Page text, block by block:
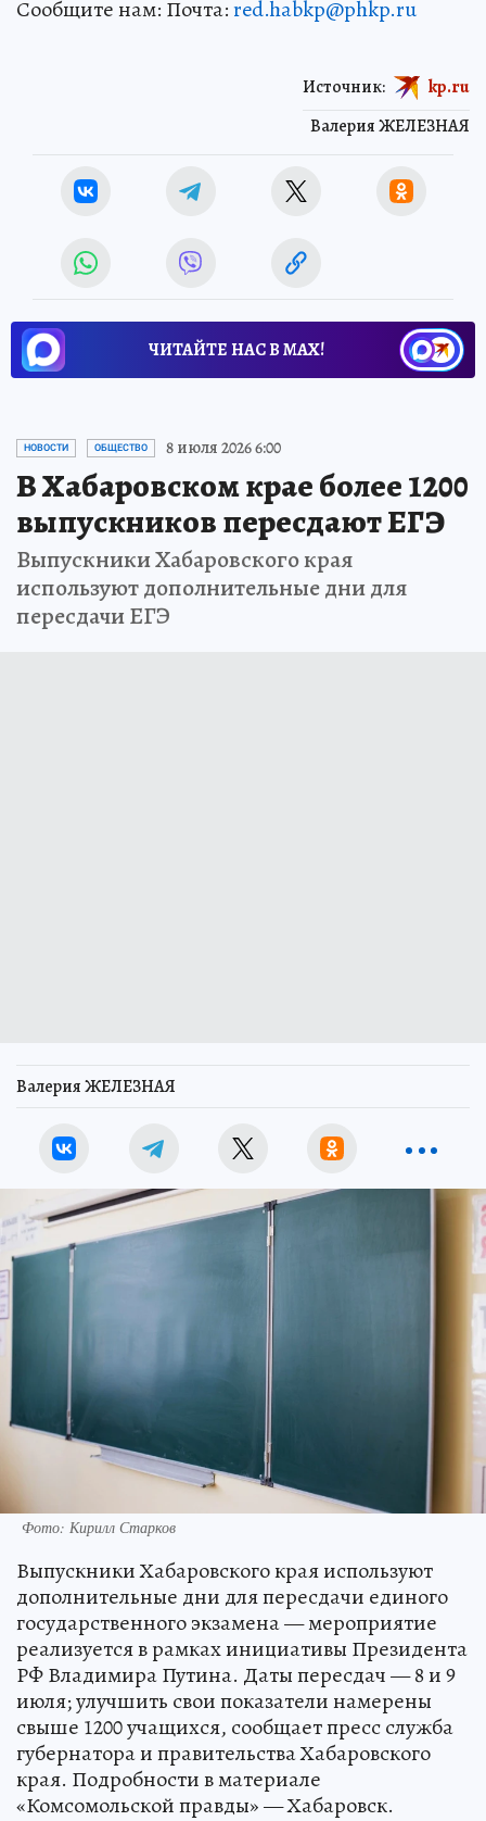
Сообщите нам: Почта:red.habkp@phkp.ru
Валерия ЖЕЛЕЗНАЯ
Источник: kp.ru
ЧИТАЙТЕ НАС В МАХ!
НОВОСТИ ОБЩЕСТВО 8 июля 2026 6:00
В Хабаровском крае более 1200
выпускников пересдают ЕГЭ
Выпускники Хабаровского края
используют дополнительные дни для
пересдачи ЕГЭ
Валерия ЖЕЛЕЗНАЯ
Фото: Кирилл Старков
Выпускники Хабаровского края используют
дополнительные дни для пересдачи единого
государственного экзамена — мероприятие
реализуется в рамках инициативы Президента
РФ Владимира Путина. Даты пересдач — 8 и 9
июля; улучшить свои показатели намерены
свыше 1200 учащихся, сообщает пресс служба
губернатора и правительства Хабаровского
края. Подробности в материале
«Комсомольской правды» — Хабаровск.